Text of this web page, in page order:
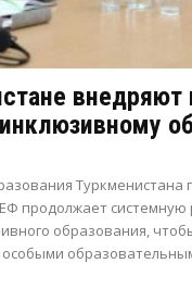
внедряют
Туркменистана
продолжает системную
образования,